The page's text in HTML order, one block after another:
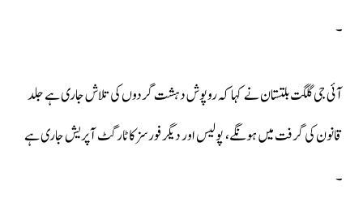
۔
آئی جی گلگت بلتستان نے کہا کہ روپوش دہشت گردوں کی تلاش جاری ہے جلد
قانون کی گرفت میں ہونگے، پولیس اور دیگر فورسز کا ٹارگٹ آپریش جاری ہے
۔